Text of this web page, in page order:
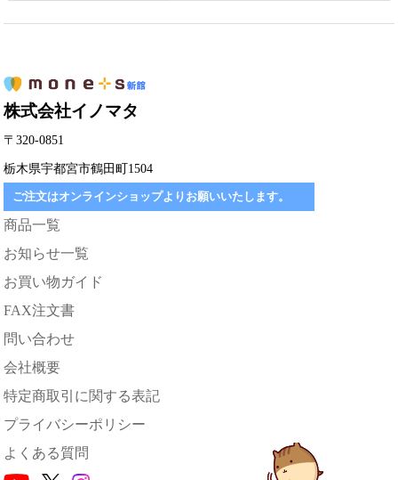
株式会社イノマタ
〒320-0851
栃木県宇都宮市鶴田町1504
ご注文はオンラインショップよりお願いいたします。
商品一覧
お知らせ一覧
お買い物ガイド
FAX注文書
問い合わせ
会社概要
特定商取引に関する表記
プライバシーポリシー
よくある質問